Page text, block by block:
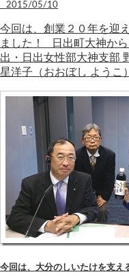
2015/05/10
今回は、創業２０年を迎
ました！ 日出町大神か
出・日出女性部大神支部
星洋子（おおぼし ようこ
今回は、大分のしいたけを支え